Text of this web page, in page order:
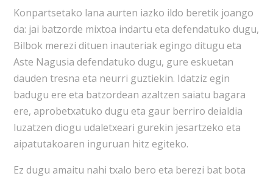
Konpartsetako lana aurten iazko ildo beretik joango
da: jai batzorde mixtoa indartu eta defendatuko dugu,
Bilbok merezi dituen inauteriak egingo ditugu eta
Aste Nagusia defendatuko dugu, gure eskuetan
dauden tresna eta neurri guztiekin. Idatziz egin
badugu ere eta batzordean azaltzen saiatu bagara
ere, aprobetxatuko dugu eta gaur berriro deialdia
luzatzen diogu udaletxeari gurekin jesartzeko eta
aipatutakoaren inguruan hitz egiteko.
Ez dugu amaitu nahi txalo bero eta berezi bat bota